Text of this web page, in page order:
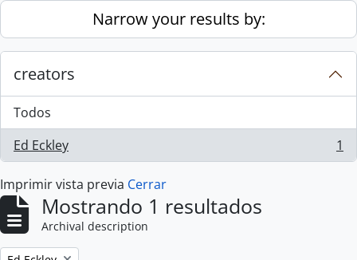
Skip to main contentNarrow your results by:
creators
Todos
Ed Eckley
, 1 resultados 1
Imprimir vista previa Cerrar
Mostrando 1 resultados
Archival description